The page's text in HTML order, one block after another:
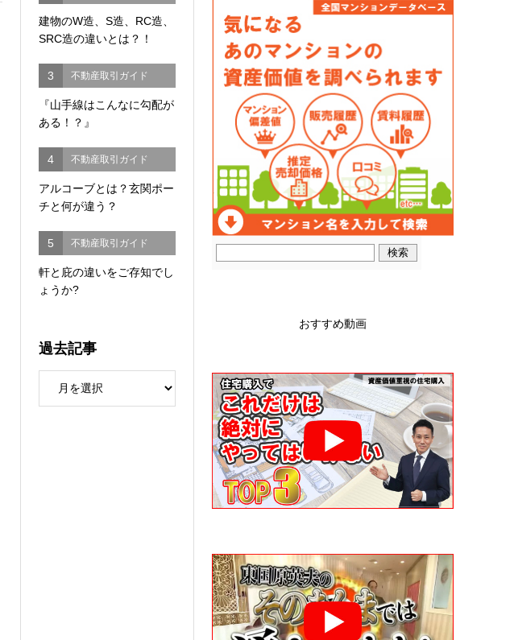
建物のW造、S造、RC造、
SRC造の違いとは？！
3 不動産取引ガイド
『山手線はこんなに勾配が
ある！？』
4 不動産取引ガイド
アルコーブとは？玄関ポー
チと何が違う？
5 不動産取引ガイド
軒と庇の違いをご存知でし
ょうか?
過去記事
おすすめ動画